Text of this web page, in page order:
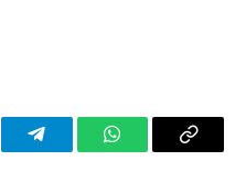
TelegramWhatsAppCopy